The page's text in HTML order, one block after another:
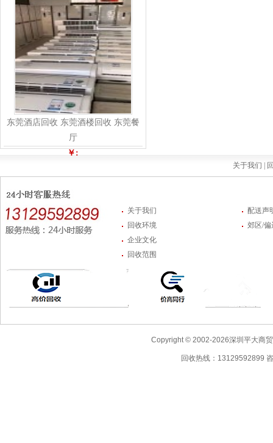
东莞酒店回收 东莞酒楼回收 东莞餐
厅
￥:
关于我们 |
关于我们
回收环境
企业文化
回收范围
配送声
郊区/
Copyright © 2002-2026深圳平大商
回收热线：13129592899